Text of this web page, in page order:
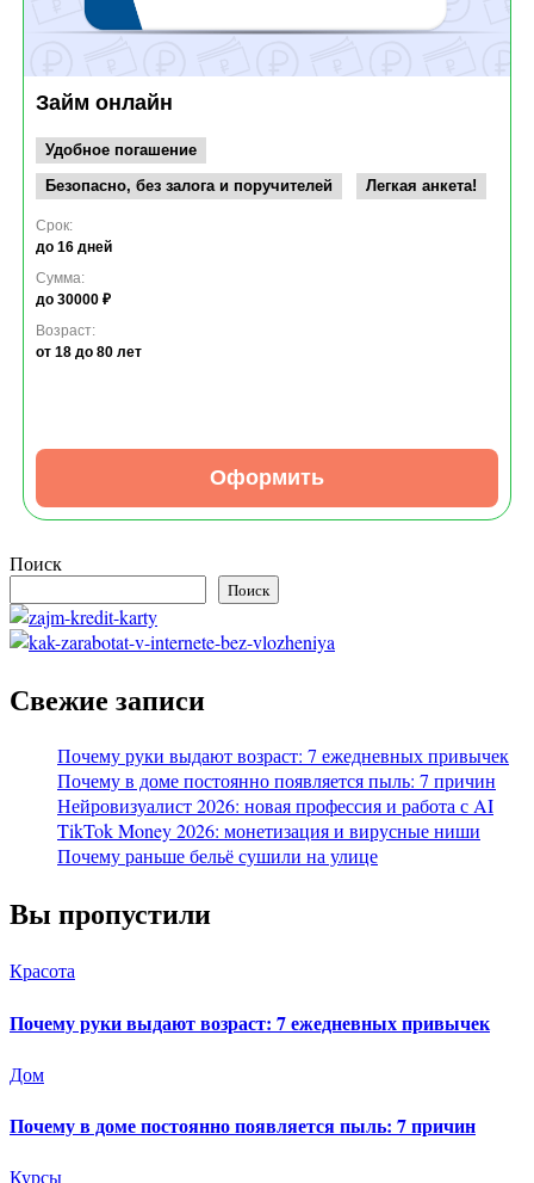
Займ онлайн
Удобное погашение
Безопасно, без залога и поручителей
Легкая анкета!
Срок:
до 16 дней
Сумма:
до 30000 ₽
Возраст:
от 18 до 80 лет
Оформить
Поиск
Поиск
Свежие записи
Почему руки выдают возраст: 7 ежедневных привычек
Почему в доме постоянно появляется пыль: 7 причин
Нейровизуалист 2026: новая профессия и работа с AI
TikTok Money 2026: монетизация и вирусные ниши
Почему раньше бельё сушили на улице
Вы пропустили
Красота
Почему руки выдают возраст: 7 ежедневных привычек
Дом
Почему в доме постоянно появляется пыль: 7 причин
Курсы